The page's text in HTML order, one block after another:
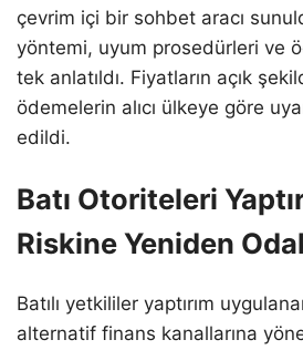
çevrim içi bir sohbet aracı
yöntemi, uyum prosedürleri ve
tek anlatıldı. Fiyatların açık
ödemelerin alıcı ülkeye göre
edildi.
Batı Otoriteleri
Riskine Yeniden
Batılı yetkililer yaptırım
alternatif finans kanallarına